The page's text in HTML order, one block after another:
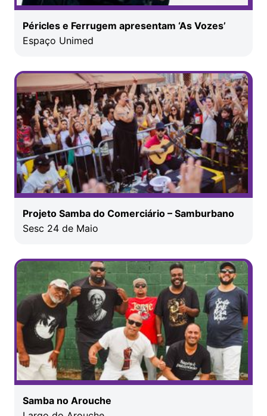
Péricles e Ferrugem apresentam ‘As Vozes’
Espaço Unimed
Projeto Samba do Comerciário – Samburbano
Sesc 24 de Maio
Samba no Arouche